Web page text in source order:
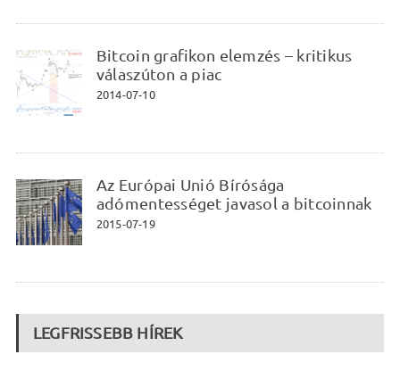
Bitcoin grafikon elemzés – kritikus
válaszúton a piac
2014-07-10
Az Európai Unió Bírósága
adómentességet javasol a bitcoinnak
2015-07-19
LEGFRISSEBB HÍREK